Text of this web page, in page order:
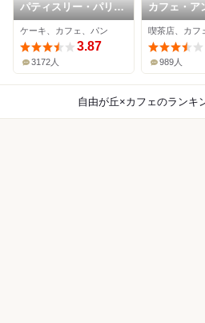
パティスリー・パリセ
ヴェイユ
ケーキ、カフェ、パン
3.87
3172人
カフェ・ア
ュ・ダング
丘店
喫茶店、カフ
989人
自由が丘×カフェのランキ